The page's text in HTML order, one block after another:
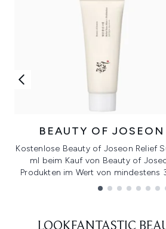
BEAUTY OF JOSEON
Kostenlose Beauty of Joseon Relief
ml beim Kauf von Beauty of
Produkten im Wert von mindestens